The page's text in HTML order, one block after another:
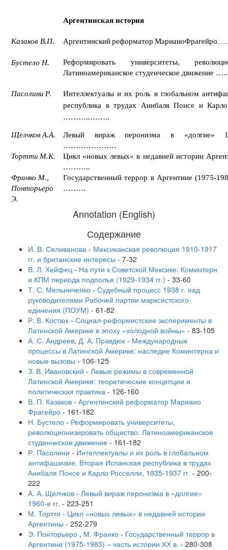
Аргентинская история
Казаков В.П. Аргентинскийреформатор МарианоФрагейро
Бустело Н.
Реформировать университеты,
Латиноамериканское студенческое
Пасолини Р.
Интеллектуалы и их роль в глобальном
республика в трудах Анибаля Понсе и
………..……..
ЩелчковА.А.
Левый вираж перонизма в
…………………
Тортти М.К.
Цикл «новых левых» в недавней истории
………..
Франко М.,
Понторьеро
Э.
Государственный террор в Аргентине (1975-
………
Annotation (English)
Содержание
И. В. Селиванова - Мексиканская революция 1910-1917
гг. и британские интересы - 7-32
В. Л. Хейфец - На пути к Советской Мексике: Коминтерн
и КПМ периода подполья (1929-1934 гг.) - 33-60
Т. С. Мельниченко - Судебный процесс 1938 г. над
руководителями Рабочей партии марксистского
единения (ПОУМ) - 61-82
Р. В. Костюк - Социал-реформистские эксперименты в
Латинской Америке в эпоху «холодной войны» - 83-105
А. С. Андреев, Д. А. Правдюк - Международные
процессы в Латинской Америке: наследие Коминтерна и
новые вызовы - 106-125
З. В. Ивановский - Левые режимы в современной
Латинской Америке: теоретические концепции и
политическая практика - 126-160
В. П. Казаков - Аргентинский реформатор Мариано
Фрагейро - 161-182
Н. Бустело - Реформировать университеты,
революционизировать общество. Латиноамериканское
студенческое движение - 161-182
Р. Пасолини - Интеллектуалы и их роль в глобальном
антифашизме. Вторая Испанская республика в трудах
Анибаля Понсе и Карло Росселли, 1935-1937 гг. - 200-
222
А. А. Щелчков - Левый вираж перонизма в «долгие»
1960-е гг. - 223-251
М. Тортти - Цикл «новых левых» в недавней истории
Аргентины - 252-279
Э. Понторьеро , М. Франко - Государственный террор в
Аргентине (1975-1983) – часть истории ХХ в. - 280-308